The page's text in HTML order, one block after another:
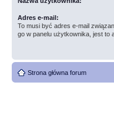
Adres e-mail:
To musi być adres e-mail
go w panelu użytkownika, jest to
Strona główna forum